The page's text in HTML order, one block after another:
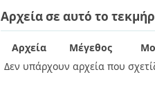
Αρχεία σε αυτό το
Αρχεία Μέγεθος
Δεν υπάρχουν αρχεία που